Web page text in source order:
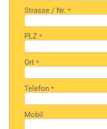
Strasse / Nr.*
PLZ*
Ort*
Telefon*
Mobil